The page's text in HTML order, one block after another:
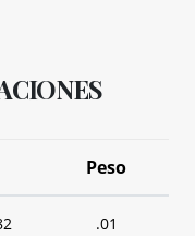
Peso
.01